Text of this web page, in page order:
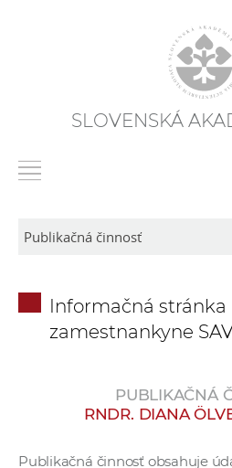
SLOVENSKÁ
Informačná stránka
zamestnankyne
PUBLIKAČNÁ
RNDR. DIANA
Publikačná činnosť obsahuje